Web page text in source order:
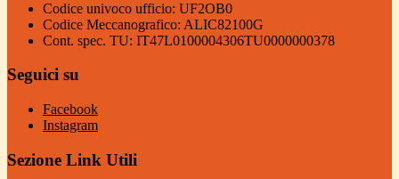
Codice univoco ufficio: UF2OB0
Codice Meccanografico: ALIC82100G
Cont. spec. TU: IT47L0100004306TU0000000378
Seguici su
Facebook
Instagram
Sezione Link Utili